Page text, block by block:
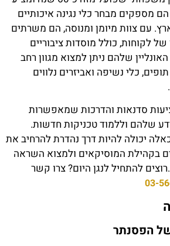
מספקים מבחר כלי נגינה איכותיים
עם צוות מיומן ומנוסה, הם משרתים
של לקוחות, כולל מוסדות ציבוריים
שלהם ניתן למצוא מגוון רחב
כלי נשיפה ואביזרים נלווים
סדנאות והדרכות שמאפשרות
שלהם וללמוד טכניקות חדשות.
יכולה להיות דרך נהדרת להרחיב את
בקהילת המוסיקאים ולמצוא השראה
להתחיל לנגן היום? צרו קשר
03-
של הפסנתר